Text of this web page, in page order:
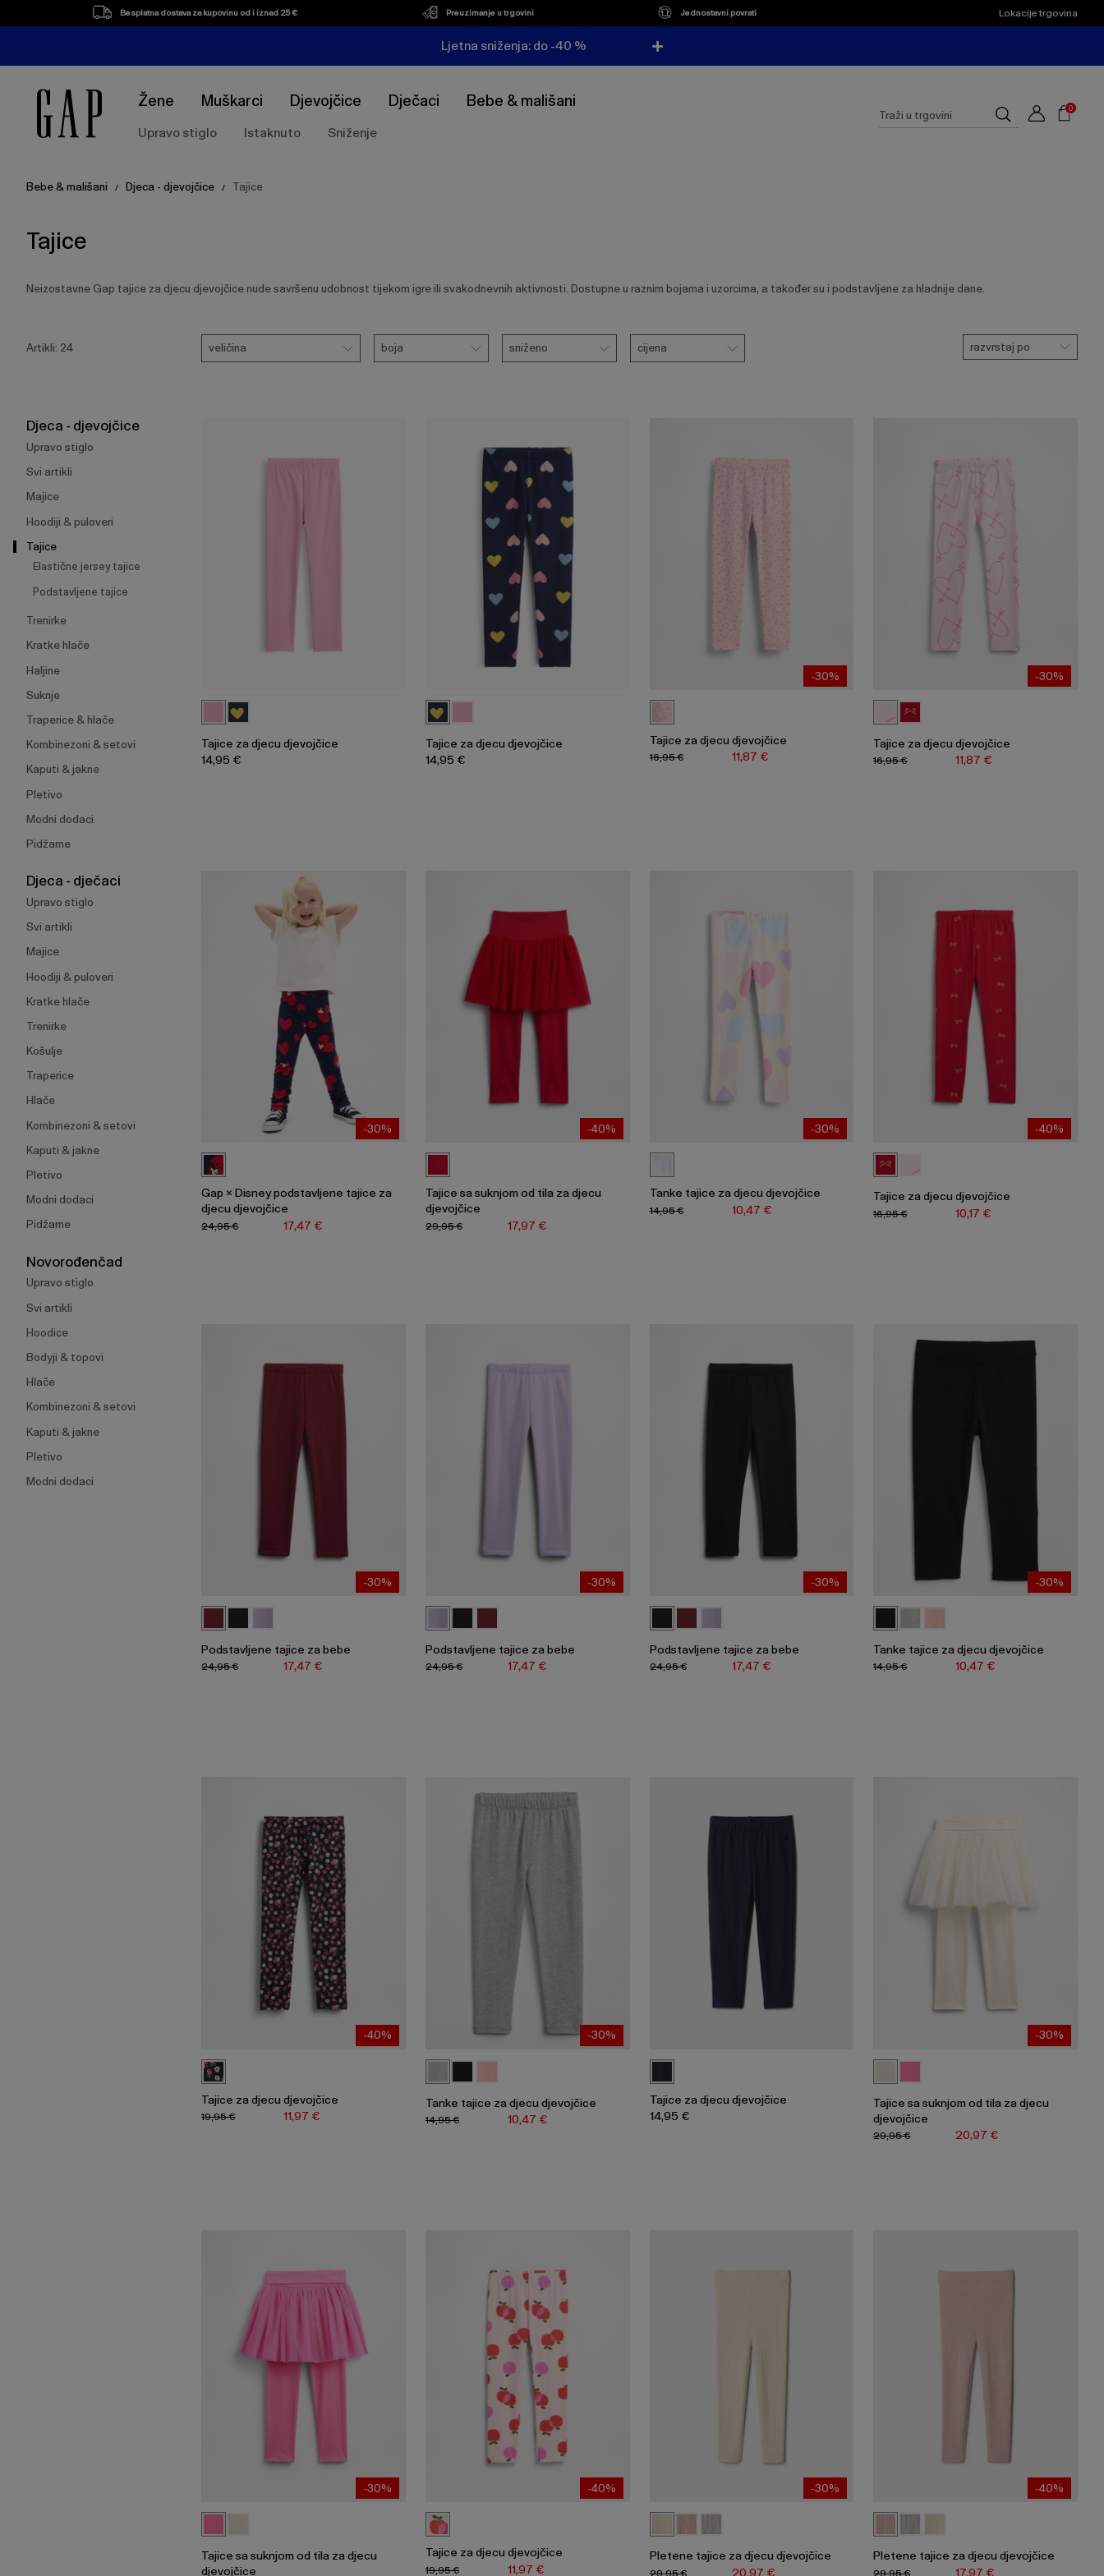
Besplatna dostava za kupovinu od i iznad 25 € Preuzimanje u trgovini Jednostavni povrati Lokacije trgovina
Ljetna sniženja: do -40 %
Žene Muškarci Djevojčice Dječaci Bebe & mališani
Upravo stiglo Istaknuto Sniženje
Suggested
site
content
Traži
u
0
Bebe & mališani / Djeca - djevojčice / Tajice
Tajice
Neizostavne Gap tajice za djecu djevojčice nude savršenu udobnost tijekom igre ili svakodnevnih aktivnosti. Dostupne u raznim bojama i uzorcima, a također su i podstavljene za hladnije dane.
tipku
širenje
izbornika.
Artikli: 24
Veličina
veličina
Boja
boja
Sniženo
sniženo
Cijena
cijena razvrstaj po
Djeca - djevojčice
Upravo stiglo
Svi artikli
Majice
Hoodiji & puloveri
Tajice
Elastične jersey tajice
Podstavljene tajice
Trenirke
Kratke hlače
Haljine
Suknje
Traperice & hlače
Kombinezoni & setovi
Kaputi & jakne
Pletivo
Modni dodaci
Pidžame
Djeca - dječaci
Upravo stiglo
Svi artikli
Majice
Hoodiji & puloveri
Kratke hlače
Trenirke
Košulje
Traperice
Hlače
Kombinezoni & setovi
Kaputi & jakne
Pletivo
Modni dodaci
Pidžame
Novorođenčad
Upravo stiglo
Svi artikli
Hoodice
Bodyji & topovi
Hlače
Kombinezoni & setovi
Kaputi & jakne
Pletivo
Modni dodaci
Popis
proizvoda
Tajice za djecu djevojčice
14,95 €
Tajice za djecu djevojčice
14,95 €
-30%
Tajice za djecu djevojčice
11,87 €
16,95 €
-30%
Tajice za djecu djevojčice
11,87 €
16,95 €
-30%
Gap × Disney podstavljene tajice za
djecu djevojčice
17,47 €
24,95 €
-40%
Tajice sa suknjom od tila za djecu
djevojčice
17,97 €
29,95 €
-30%
Tanke tajice za djecu djevojčice
10,47 €
14,95 €
-40%
Tajice za djecu djevojčice
10,17 €
16,95 €
-30%
Podstavljene tajice za bebe
17,47 €
24,95 €
-30%
Podstavljene tajice za bebe
17,47 €
24,95 €
-30%
Podstavljene tajice za bebe
17,47 €
24,95 €
-30%
Tanke tajice za djecu djevojčice
10,47 €
14,95 €
-40%
Tajice za djecu djevojčice
11,97 €
19,95 €
-30%
Tanke tajice za djecu djevojčice
10,47 €
14,95 €
Tajice za djecu djevojčice
14,95 €
-30%
Tajice sa suknjom od tila za djecu
djevojčice
20,97 €
29,95 €
-30%
Tajice sa suknjom od tila za djecu
djevojčice
-40%
Tajice za djecu djevojčice
11,97 €
19,95 €
-30%
Pletene tajice za djecu djevojčice
20,97 €
29,95 €
-40%
Pletene tajice za djecu djevojčice
17,97 €
29,95 €